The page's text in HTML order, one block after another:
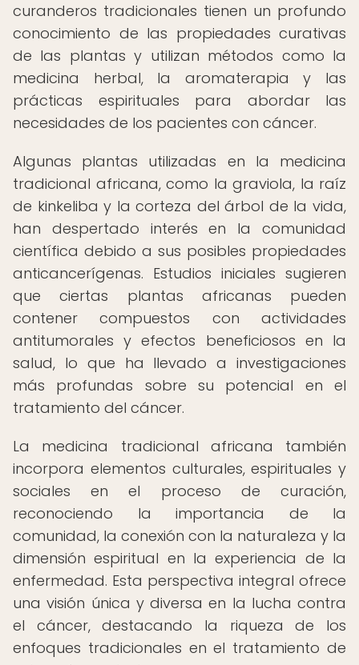
curanderos tradicionales tienen un profundo
conocimiento de las propiedades curativas
de las plantas y utilizan métodos como la
medicina herbal, la aromaterapia y las
prácticas espirituales para abordar las
necesidades de los pacientes con cáncer.
Algunas plantas utilizadas en la medicina
tradicional africana, como la graviola, la raíz
de kinkeliba y la corteza del árbol de la vida,
han despertado interés en la comunidad
científica debido a sus posibles propiedades
anticancerígenas. Estudios iniciales sugieren
que ciertas plantas africanas pueden
contener compuestos con actividades
antitumorales y efectos beneficiosos en la
salud, lo que ha llevado a investigaciones
más profundas sobre su potencial en el
tratamiento del cáncer.
La medicina tradicional africana también
incorpora elementos culturales, espirituales y
sociales en el proceso de curación,
reconociendo la importancia de la
comunidad, la conexión con la naturaleza y la
dimensión espiritual en la experiencia de la
enfermedad. Esta perspectiva integral ofrece
una visión única y diversa en la lucha contra
el cáncer, destacando la riqueza de los
enfoques tradicionales en el tratamiento de